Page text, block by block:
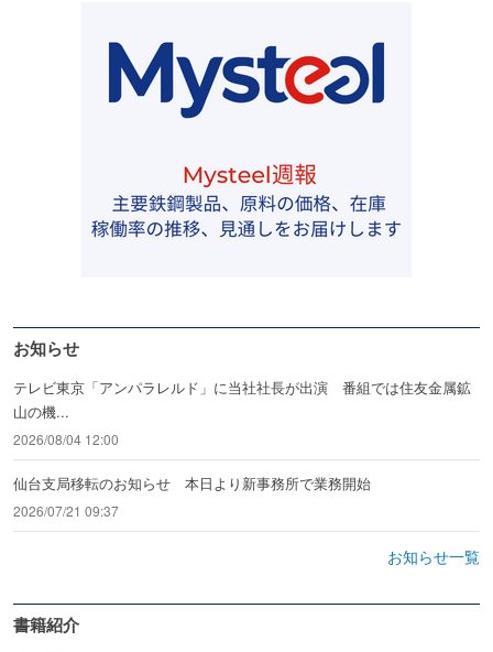
お知らせ
テレビ東京「アンパラレルド」に当社社長が出演 番組では住友金属鉱
山の機...
2026/08/04 12:00
仙台支局移転のお知らせ 本日より新事務所で業務開始
2026/07/21 09:37
お知らせ一覧
書籍紹介